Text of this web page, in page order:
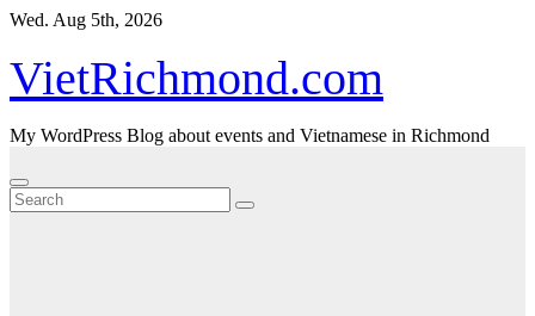
Skip
content
Wed. Aug 5th, 2026
VietRichmond.com
My WordPress Blog about events and Vietnamese in Richmond